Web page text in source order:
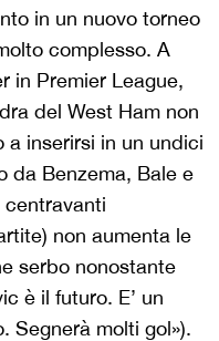
in un nuovo torneo
complesso. A
in Premier League,
del West Ham non
inserirsi in un undici
da Benzema, Bale e
centravanti
non aumenta le
serbo nonostante
è il futuro. E’ un
Segnerà molti gol»).